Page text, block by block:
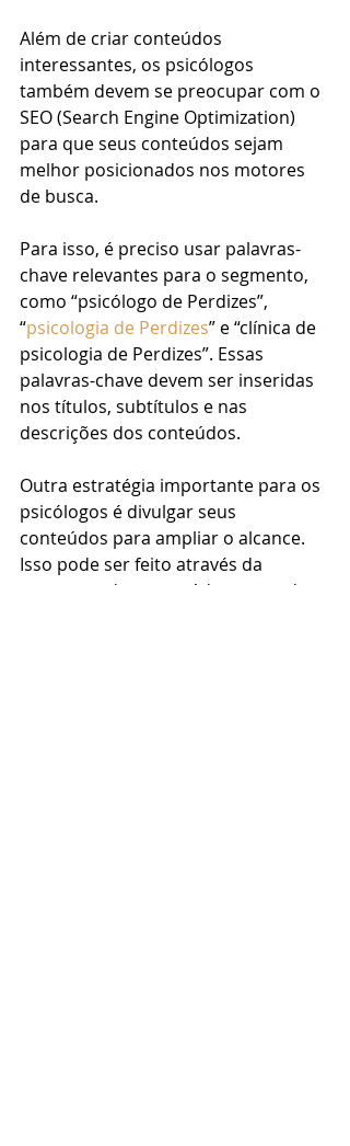
Além de criar conteúdos
interessantes, os psicólogos
também devem se preocupar com o
SEO (Search Engine Optimization)
para que seus conteúdos sejam
melhor posicionados nos motores
de busca.
Para isso, é preciso usar palavras-
chave relevantes para o segmento,
como “psicólogo de Perdizes”,
“psicologia de Perdizes” e “clínica de
psicologia de Perdizes”. Essas
palavras-chave devem ser inseridas
nos títulos, subtítulos e nas
descrições dos conteúdos.
Outra estratégia importante para os
psicólogos é divulgar seus
conteúdos para ampliar o alcance.
Isso pode ser feito através da
postagem dos conteúdos nas redes